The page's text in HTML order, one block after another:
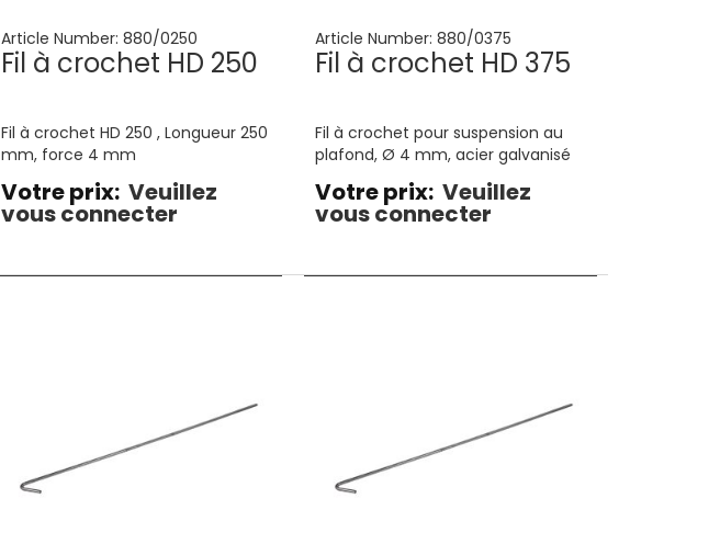
Article Number: 880/0250
Fil à crochet HD 250
Fil à crochet HD 250 , Longueur 250
mm, force 4 mm
Votre prix: Veuillez
vous connecter
Article Number: 880/0375
Fil à crochet HD 375
Fil à crochet pour suspension au
plafond, Ø 4 mm, acier galvanisé
Votre prix: Veuillez
vous connecter